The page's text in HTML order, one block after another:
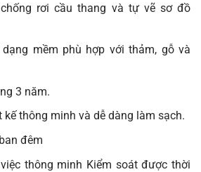
rơi cầu thang và tự vẽ sơ đồ
mềm phù hợp với thảm, gỗ và
3 năm.
kế thông minh và dễ dàng làm sạch.
đêm
thông minh Kiểm soát được thời